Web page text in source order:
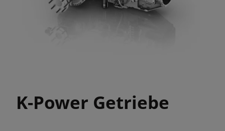
K-Power Getriebe